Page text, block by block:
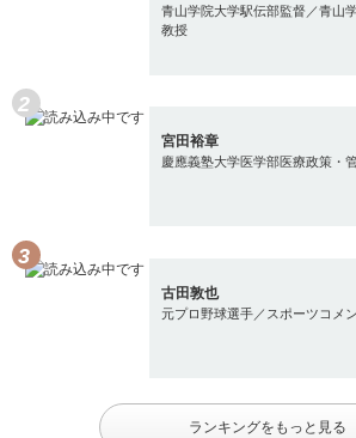
青山学院大学駅伝部監督／青山
教授
宮田裕章
慶應義塾大学医学部医療政策・
古田敦也
元プロ野球選手／スポーツコメ
ランキングをもっと見る